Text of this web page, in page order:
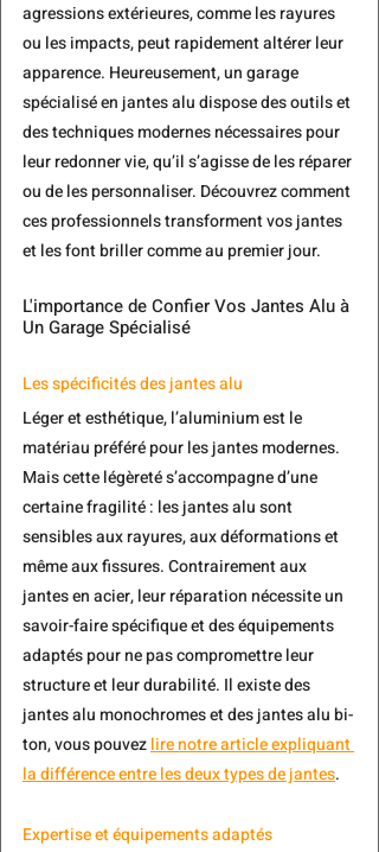
agressions extérieures, comme les rayures
ou les impacts, peut rapidement altérer leur
apparence. Heureusement, un garage
spécialisé en jantes alu dispose des outils et
des techniques modernes nécessaires pour
leur redonner vie, qu’il s’agisse de les réparer
ou de les personnaliser. Découvrez comment
ces professionnels transforment vos jantes
et les font briller comme au premier jour.
L'importance de Confier Vos Jantes Alu à
Un Garage Spécialisé
Les spécificités des jantes alu
Léger et esthétique, l’aluminium est le
matériau préféré pour les jantes modernes.
Mais cette légèreté s’accompagne d’une
certaine fragilité : les jantes alu sont
sensibles aux rayures, aux déformations et
même aux fissures. Contrairement aux
jantes en acier, leur réparation nécessite un
savoir-faire spécifique et des équipements
adaptés pour ne pas compromettre leur
structure et leur durabilité. Il existe des
jantes alu monochromes et des jantes alu bi-
ton, vous pouvez lire notre article expliquant
la différence entre les deux types de jantes.
Expertise et équipements adaptés